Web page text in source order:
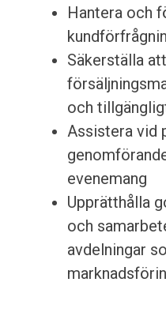
Hantera och
Säkerställa att
och
Assistera vid
evenemang
Upprätthålla
och
avdelningar